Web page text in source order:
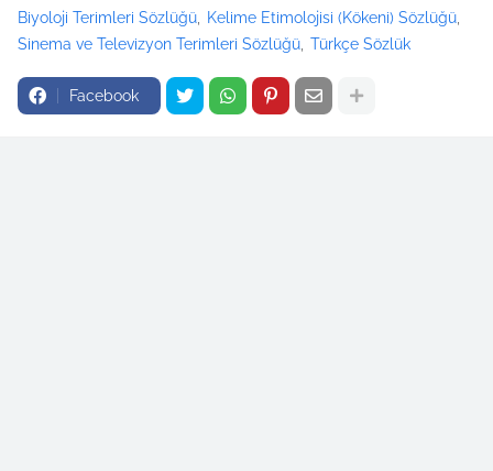
Biyoloji Terimleri Sözlüğü
Kelime Etimolojisi (Kökeni) Sözlüğü
Sinema ve Televizyon Terimleri Sözlüğü Türkçe Sözlük
Facebook